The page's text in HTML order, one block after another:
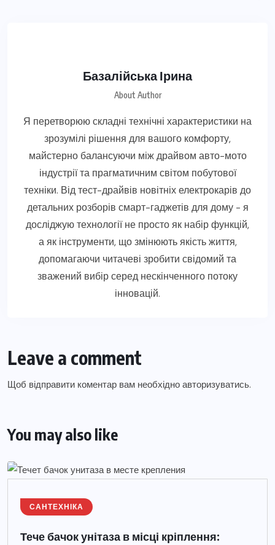
Базалійська Ірина
About Author
Я перетворюю складні технічні характеристики на
зрозумілі рішення для вашого комфорту,
майстерно балансуючи між драйвом авто-мото
індустрії та прагматичним світом побутової
техніки. Від тест-драйвів новітніх електрокарів до
детальних розборів смарт-гаджетів для дому - я
досліджую технології не просто як набір функцій,
а як інструменти, що змінюють якість життя,
допомагаючи читачеві зробити свідомий та
зважений вибір серед нескінченного потоку
інновацій.
Leave a comment
Щоб відправити коментар вам необхідно авторизуватись.
You may also like
САНТЕХНІКА
Тече бачок унітаза в місці кріплення: